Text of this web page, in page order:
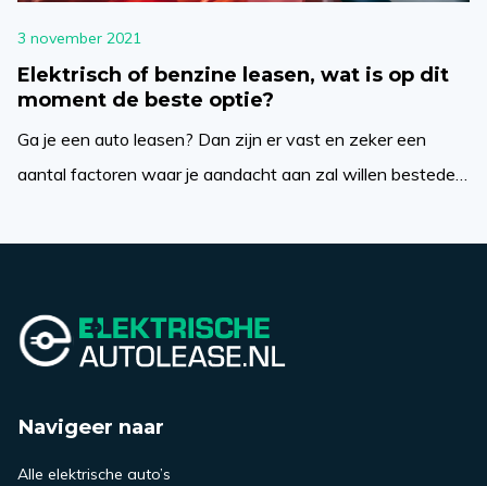
3 november 2021
Elektrisch of benzine leasen, wat is op dit
moment de beste optie?
Ga je een auto leasen? Dan zijn er vast en zeker een
aantal factoren waar je aandacht aan zal willen besteden.
eerder zo uitgebreid als tegenwoordig het geval is. Niet
benzine te leasen, wat bovendien […]
Navigeer naar
Alle elektrische auto’s